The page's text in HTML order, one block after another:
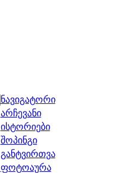
ნავიგატორი
არჩევანი
ისტორიები
შოპინგი
განტვირთვა
ფოტოაურა